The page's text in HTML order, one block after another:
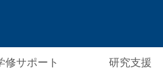
修サポート 研究支援